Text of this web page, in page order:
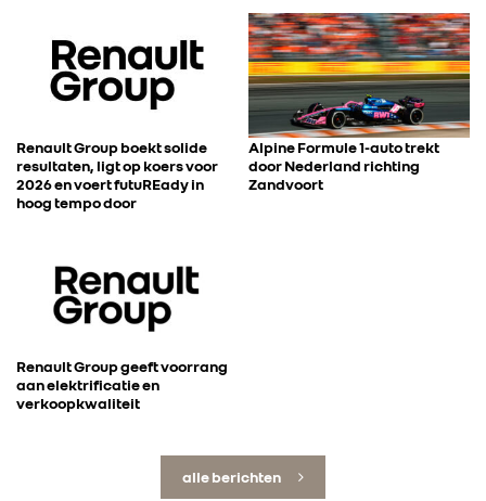
Renault Group boekt solide
resultaten, ligt op koers voor
2026 en voert futuREady in
hoog tempo door
Alpine Formule 1-auto trekt
door Nederland richting
Zandvoort
Renault Group geeft voorrang
aan elektrificatie en
verkoopkwaliteit
alle berichten